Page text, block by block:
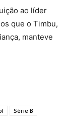
ao líder
que o Timbu,
manteve
Série B